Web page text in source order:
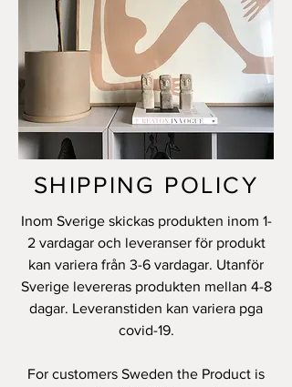
SHIPPING POLICY
Inom Sverige skickas produkten inom 1-
2 vardagar och leveranser för produkt
kan variera från 3-6 vardagar. Utanför
Sverige levereras produkten mellan 4-8
dagar. Leveranstiden kan variera pga
covid-19.
For customers Sweden the Product is